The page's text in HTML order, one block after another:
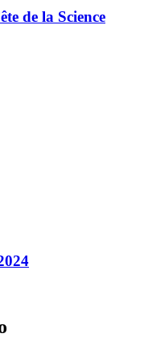
de la Science